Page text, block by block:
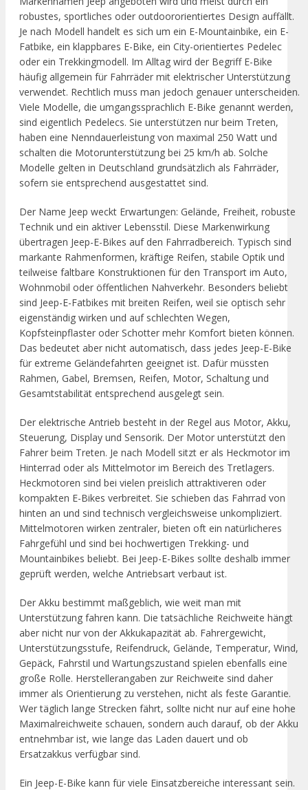
robustes, sportliches oder outdoororientiertes Design auffällt.
Je nach Modell handelt es sich um ein E-Mountainbike, ein E-
Fatbike, ein klappbares E-Bike, ein City-orientiertes Pedelec
oder ein Trekkingmodell. Im Alltag wird der Begriff E-Bike
häufig allgemein für Fahrräder mit elektrischer Unterstützung
verwendet. Rechtlich muss man jedoch genauer unterscheiden.
Viele Modelle, die umgangssprachlich E-Bike genannt werden,
sind eigentlich Pedelecs. Sie unterstützen nur beim Treten,
haben eine Nenndauerleistung von maximal 250 Watt und
schalten die Motorunterstützung bei 25 km/h ab. Solche
Modelle gelten in Deutschland grundsätzlich als Fahrräder,
sofern sie entsprechend ausgestattet sind.
Der Name Jeep weckt Erwartungen: Gelände, Freiheit, robuste
Technik und ein aktiver Lebensstil. Diese Markenwirkung
übertragen Jeep-E-Bikes auf den Fahrradbereich. Typisch sind
markante Rahmenformen, kräftige Reifen, stabile Optik und
teilweise faltbare Konstruktionen für den Transport im Auto,
Wohnmobil oder öffentlichen Nahverkehr. Besonders beliebt
sind Jeep-E-Fatbikes mit breiten Reifen, weil sie optisch sehr
eigenständig wirken und auf schlechten Wegen,
Kopfsteinpflaster oder Schotter mehr Komfort bieten können.
Das bedeutet aber nicht automatisch, dass jedes Jeep-E-Bike
für extreme Geländefahrten geeignet ist. Dafür müssten
Rahmen, Gabel, Bremsen, Reifen, Motor, Schaltung und
Gesamtstabilität entsprechend ausgelegt sein.
Der elektrische Antrieb besteht in der Regel aus Motor, Akku,
Steuerung, Display und Sensorik. Der Motor unterstützt den
Fahrer beim Treten. Je nach Modell sitzt er als Heckmotor im
Hinterrad oder als Mittelmotor im Bereich des Tretlagers.
Heckmotoren sind bei vielen preislich attraktiveren oder
kompakten E-Bikes verbreitet. Sie schieben das Fahrrad von
hinten an und sind technisch vergleichsweise unkompliziert.
Mittelmotoren wirken zentraler, bieten oft ein natürlicheres
Fahrgefühl und sind bei hochwertigen Trekking- und
Mountainbikes beliebt. Bei Jeep-E-Bikes sollte deshalb immer
geprüft werden, welche Antriebsart verbaut ist.
Der Akku bestimmt maßgeblich, wie weit man mit
Unterstützung fahren kann. Die tatsächliche Reichweite hängt
aber nicht nur von der Akkukapazität ab. Fahrergewicht,
Unterstützungsstufe, Reifendruck, Gelände, Temperatur, Wind,
Gepäck, Fahrstil und Wartungszustand spielen ebenfalls eine
große Rolle. Herstellerangaben zur Reichweite sind daher
immer als Orientierung zu verstehen, nicht als feste Garantie.
Wer täglich lange Strecken fährt, sollte nicht nur auf eine hohe
Maximalreichweite schauen, sondern auch darauf, ob der Akku
entnehmbar ist, wie lange das Laden dauert und ob
Ersatzakkus verfügbar sind.
Ein Jeep-E-Bike kann für viele Einsatzbereiche interessant sein.